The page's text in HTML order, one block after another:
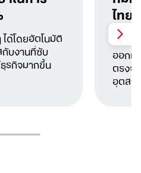
ด้โดยอัตโนมัติ
กับงานที่ซับ
รกิจมากขึ้น
ไทย
ลูก
ออกแ
ตรงจุ
อุตสา